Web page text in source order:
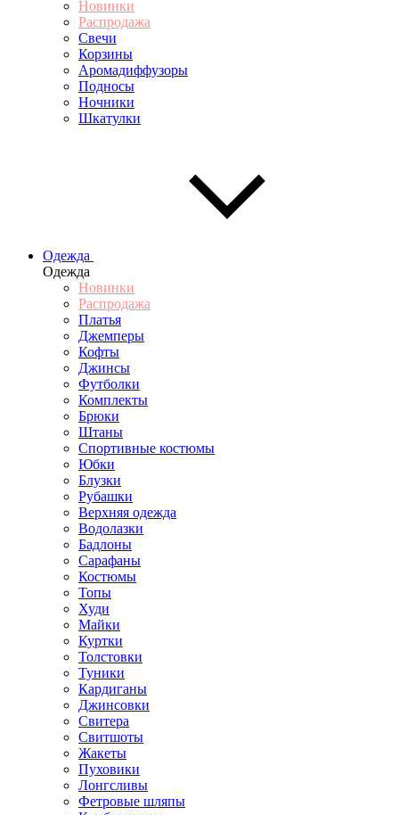
Новинки
Распродажа
Свечи
Корзины
Аромадиффузоры
Подносы
Ночники
Шкатулки
Одежда
Одежда
Новинки
Распродажа
Платья
Джемперы
Кофты
Джинсы
Футболки
Комплекты
Брюки
Штаны
Спортивные костюмы
Юбки
Блузки
Рубашки
Верхняя одежда
Водолазки
Бадлоны
Сарафаны
Костюмы
Топы
Худи
Майки
Куртки
Толстовки
Туники
Кардиганы
Джинсовки
Свитера
Свитшоты
Жакеты
Пуховики
Лонгсливы
Фетровые шляпы